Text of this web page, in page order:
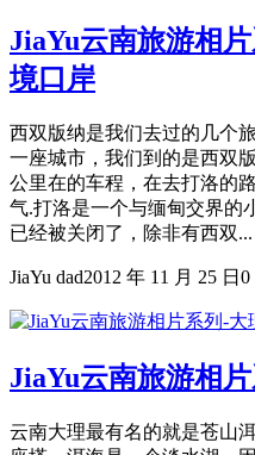
JiaYu云南旅游相
境口岸
西双版纳是我们去过的几个
一座城市，我们到的是西双
公里在的车程，在去打洛的
气.打洛是一个与缅甸交界的
已经被关闭了，除非有西双...
JiaYu dad2012 年 11 月 25 日 0
JiaYu云南旅游相
云南大理最有名的就是苍山